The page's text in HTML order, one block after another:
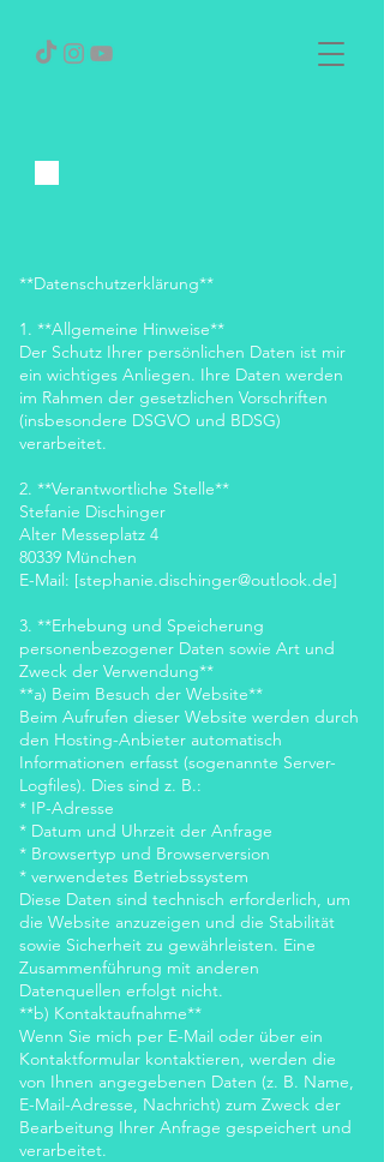
**Datenschutzerklärung**
1. **Allgemeine Hinweise**
Der Schutz Ihrer persönlichen Daten ist mir
ein wichtiges Anliegen. Ihre Daten werden
im Rahmen der gesetzlichen Vorschriften
(insbesondere DSGVO und BDSG)
verarbeitet.
2. **Verantwortliche Stelle**
Stefanie Dischinger
Alter Messeplatz 4
80339 München
E-Mail: [stephanie.dischinger@outlook.de]
3. **Erhebung und Speicherung
personenbezogener Daten sowie Art und
Zweck der Verwendung**
**a) Beim Besuch der Website**
Beim Aufrufen dieser Website werden durch
den Hosting-Anbieter automatisch
Informationen erfasst (sogenannte Server-
Logfiles). Dies sind z. B.:
* IP-Adresse
* Datum und Uhrzeit der Anfrage
* Browsertyp und Browserversion
* verwendetes Betriebssystem
Diese Daten sind technisch erforderlich, um
die Website anzuzeigen und die Stabilität
sowie Sicherheit zu gewährleisten. Eine
Zusammenführung mit anderen
Datenquellen erfolgt nicht.
**b) Kontaktaufnahme**
Wenn Sie mich per E-Mail oder über ein
Kontaktformular kontaktieren, werden die
von Ihnen angegebenen Daten (z. B. Name,
E-Mail-Adresse, Nachricht) zum Zweck der
Bearbeitung Ihrer Anfrage gespeichert und
verarbeitet.